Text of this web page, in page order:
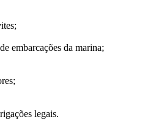
embarcações da marina;
legais.